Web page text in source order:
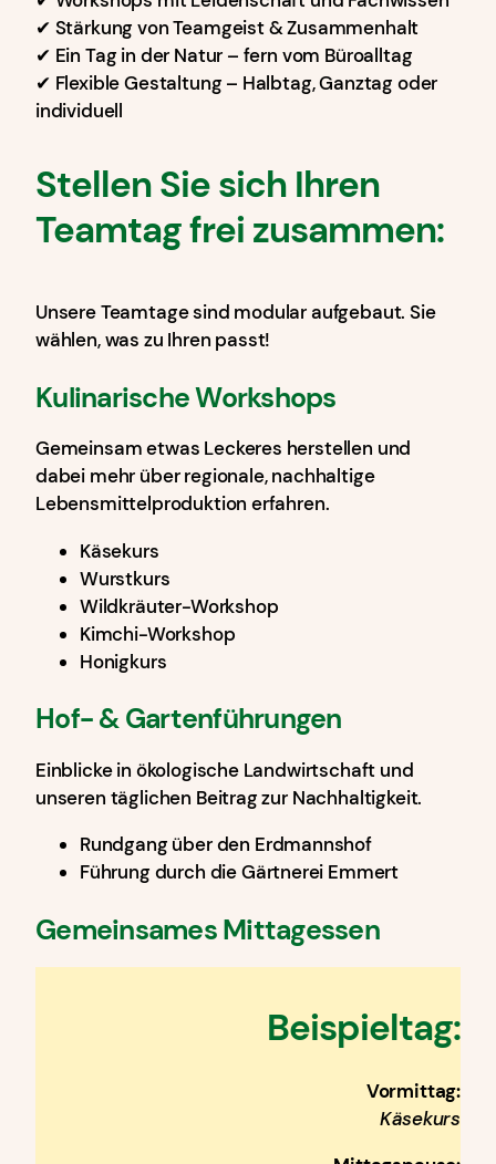
✔ Stärkung von Teamgeist & Zusammenhalt
✔ Ein Tag in der Natur – fern vom Büroalltag
✔ Flexible Gestaltung – Halbtag, Ganztag oder
individuell
Stellen Sie sich Ihren
Teamtag frei zusammen:
Unsere Teamtage sind modular aufgebaut. Sie
wählen, was zu Ihren passt!
Kulinarische Workshops
Gemeinsam etwas Leckeres herstellen und
dabei mehr über regionale, nachhaltige
Lebensmittelproduktion erfahren.
Käsekurs
Wurstkurs
Wildkräuter-Workshop
Kimchi-Workshop
Honigkurs
Hof- & Gartenführungen
Einblicke in ökologische Landwirtschaft und
unseren täglichen Beitrag zur Nachhaltigkeit.
Rundgang über den Erdmannshof
Führung durch die Gärtnerei Emmert
Gemeinsames Mittagessen
Beispieltag:
Vormittag:
Käsekurs